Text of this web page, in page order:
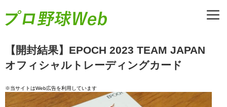
【開封結果】EPOCH 2023 TEAM JAPAN
オフィシャルトレーディングカード
※当サイトはWeb広告を利用しています